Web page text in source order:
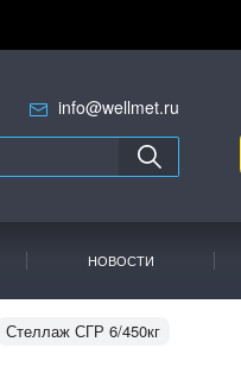
info@wellmet.ru
НОВОСТИ
Стеллаж СГР 6/450кг